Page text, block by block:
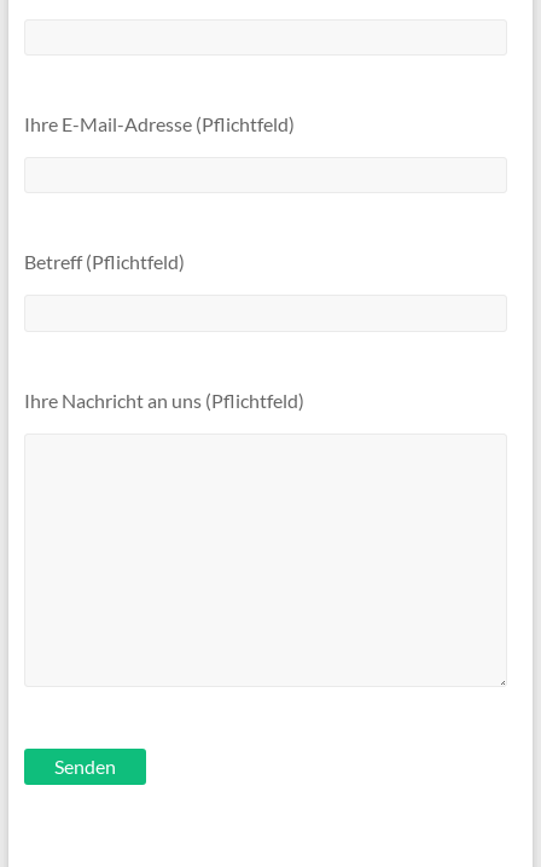
Ihre E-Mail-Adresse (Pflichtfeld)
Betreff (Pflichtfeld)
Ihre Nachricht an uns (Pflichtfeld)